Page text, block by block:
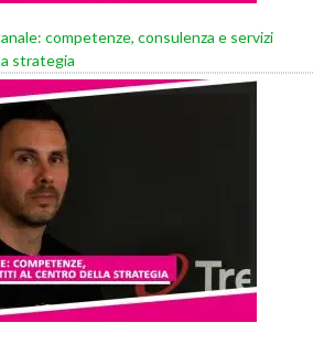
competenze, consulenza e servizi
strategia